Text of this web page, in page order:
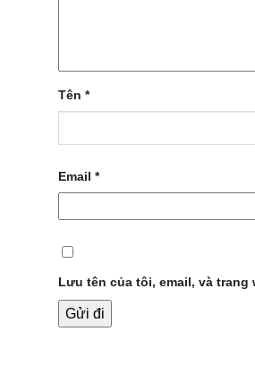
Tên *
Email *
Lưu tên của tôi, email, và